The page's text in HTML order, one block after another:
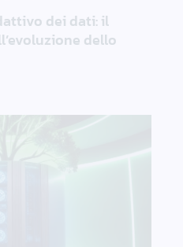
dei dati: il
dello